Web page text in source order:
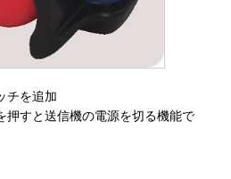
チを追加
押すと送信機の電源を切る機能で